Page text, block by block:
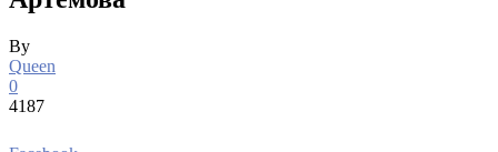
By
Queen
0
4187